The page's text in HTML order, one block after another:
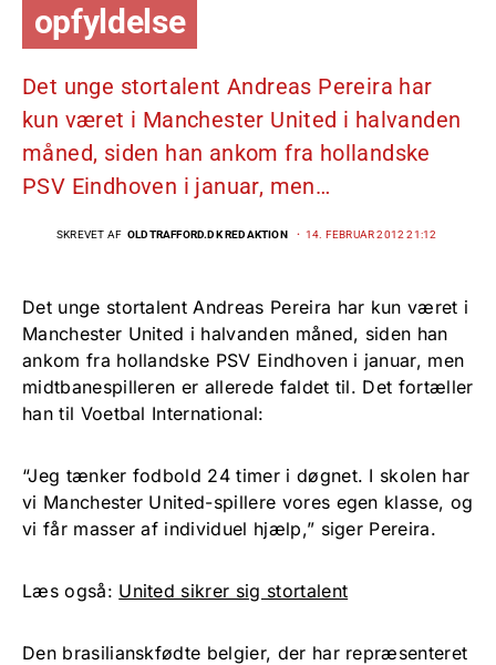
opfyldelse
Det unge stortalent Andreas Pereira har
kun været i Manchester United i halvanden
måned, siden han ankom fra hollandske
PSV Eindhoven i januar, men…
SKREVET AF OLDTRAFFORD.DK REDAKTION 14. FEBRUAR 2012 21:12
Det unge stortalent Andreas Pereira har kun været i
Manchester United i halvanden måned, siden han
ankom fra hollandske PSV Eindhoven i januar, men
midtbanespilleren er allerede faldet til. Det fortæller
han til Voetbal International:
“Jeg tænker fodbold 24 timer i døgnet. I skolen har
vi Manchester United-spillere vores egen klasse, og
vi får masser af individuel hjælp,” siger Pereira.
Læs også: United sikrer sig stortalent
Den brasilianskfødte belgier, der har repræsenteret